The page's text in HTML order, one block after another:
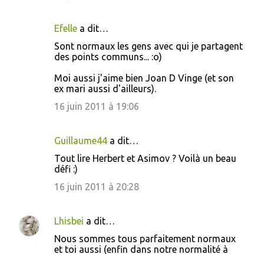
Efelle a dit…
Sont normaux les gens avec qui je partagent
des points communs... :o)
Moi aussi j'aime bien Joan D Vinge (et son
ex mari aussi d'ailleurs).
16 juin 2011 à 19:06
Guillaume44 a dit…
Tout lire Herbert et Asimov ? Voilà un beau
défi :)
16 juin 2011 à 20:28
Lhisbei a dit…
Nous sommes tous parfaitement normaux
et toi aussi (enfin dans notre normalité à